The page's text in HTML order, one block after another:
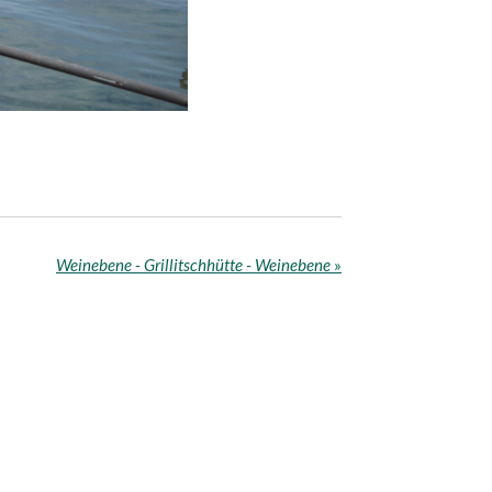
Weinebene - Grillitschhütte - Weinebene »